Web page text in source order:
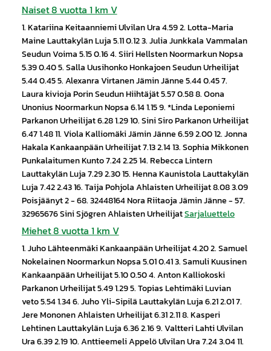
Naiset 8 vuotta 1 km V
1. Katariina Keitaanniemi Ulvilan Ura 4.59 2. Lotta-Maria
Maine Lauttakylän Luja 5.11 0.12 3. Julia Junkkala Vammalan
Seudun Voima 5.15 0.16 4. Siiri Hellsten Noormarkun Nopsa
5.39 0.40 5. Salla Uusihonko Honkajoen Seudun Urheilijat
5.44 0.45 5. Alexanra Virtanen Jämin Jänne 5.44 0.45 7.
Laura kivioja Porin Seudun Hiihtäjät 5.57 0.58 8. Oona
Unonius Noormarkun Nopsa 6.14 1.15 9. *Linda Leponiemi
Parkanon Urheilijat 6.28 1.29 10. Sini Siro Parkanon Urheilijat
6.47 1.48 11. Viola Kalliomäki Jämin Jänne 6.59 2.00 12. Jonna
Hakala Kankaanpään Urheilijat 7.13 2.14 13. Sophia Mikkonen
Punkalaitumen Kunto 7.24 2.25 14. Rebecca Lintern
Lauttakylän Luja 7.29 2.30 15. Henna Kaunistola Lauttakylän
Luja 7.42 2.43 16. Taija Pohjola Ahlaisten Urheilijat 8.08 3.09
Poisjäänyt 2 - 68. 32448164 Nora Riitaoja Jämin Jänne - 57.
32965676 Sini Sjögren Ahlaisten UrheilijatSarjaluettelo
Miehet 8 vuotta 1 km V
1. Juho Lähteenmäki Kankaanpään Urheilijat 4.20 2. Samuel
Nokelainen Noormarkun Nopsa 5.01 0.41 3. Samuli Kuusinen
Kankaanpään Urheilijat 5.10 0.50 4. Anton Kalliokoski
Parkanon Urheilijat 5.49 1.29 5. Topias Lehtimäki Luvian
veto 5.54 1.34 6. Juho Yli-Sipilä Lauttakylän Luja 6.21 2.01 7.
Jere Mononen Ahlaisten Urheilijat 6.31 2.11 8. Kasperi
Lehtinen Lauttakylän Luja 6.36 2.16 9. Valtteri Lahti Ulvilan
Ura 6.39 2.19 10. Anttieemeli Appelö Ulvilan Ura 7.24 3.04 11.